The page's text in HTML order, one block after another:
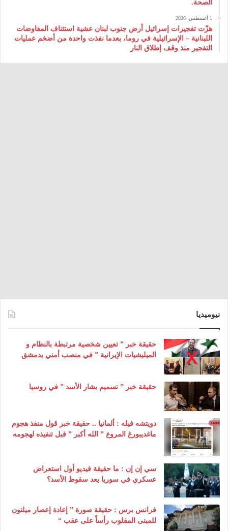
الصحة.
1 أغسطس، 2026
هزّت تفجيرات إسرائيل أرض جنوب لبنان عشية استئناف المفاوضات
اللبنانية – الإسرائيلية في روما، بعدما نفذت واحدة من أضخم عمليات
التفجير منذ وقف إطلاق النار
نيوميديا
حقيقة خبر ” تعيين شخصية مرتبطة بالنظام و
الميليشيات الإيرانية ” في منصب أمني بدمشق
حقيقة خبر ” تسميم بشار الأسد ” في روسيا
دويتشه فيله : ألمانيا .. حقيقة خبر قول منفذ هجوم
ماغديبورغ المروع ” الله أكبر ” قبل تنفيذه لهجومه
سي إن إن : ما حقيقة فيديو أول استعراض
عسكري في سوريا بعد سقوط الأسد؟
فرانس برس : حقيقة صورة ” إعادة إعصار ميلتون
للمبنى المقلوب رأساً على عقب “